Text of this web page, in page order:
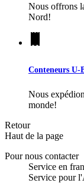
Nous offrons
Nord!
Conteneurs U-
Nous
monde!
Retour
Haut de la page
Pour nous contacter
Service en
Service pour